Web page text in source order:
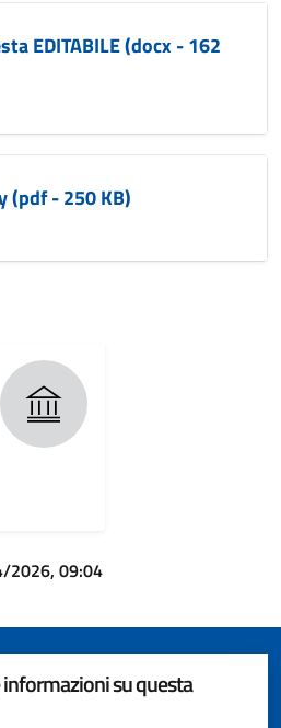
EDITABILE (docx - 162
(pdf - 250 KB)
2026, 09:04
su questa